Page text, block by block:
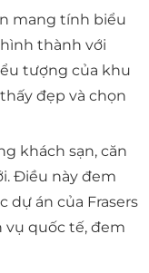
mang tính biểu
thành với
tượng của khu
đẹp và chọn
khách sạn, căn
Điều này đem
dự án của Frasers
quốc tế, đem